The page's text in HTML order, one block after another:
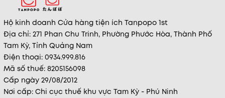
Hộ kinh doanh Cửa hàng tiện ích Tanpopo 1st
Địa chỉ: 271 Phan Chu Trinh, Phường Phước Hòa, Thành Phố
Tam Kỳ, Tỉnh Quảng Nam
Điện thoại: 0934.999.816
Mã số thuế: 8205156098
Cấp ngày 29/08/2012
Nơi cấp: Chi cục thuế khu vực Tam Kỳ - Phú Ninh